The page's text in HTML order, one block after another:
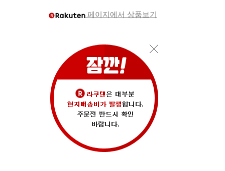
페이지에서 상품보기